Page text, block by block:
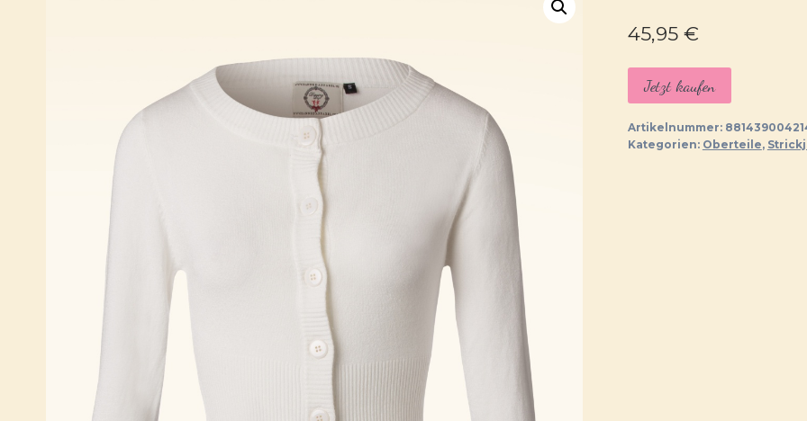
45,95 €
Jetzt kaufen
Artikelnummer:
Kategorien: Oberteile,